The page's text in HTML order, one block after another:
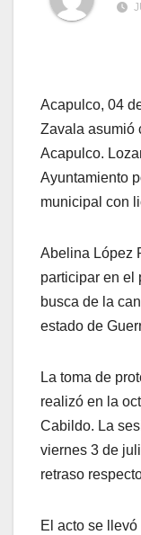
Acapulco, 04
Zavala asumió
Acapulco.
Ayuntamiento
municipal con
Abelina López
participar en el
busca de la
estado de
La toma de
realizó en la
Cabildo. La
viernes 3 de
retraso
El acto se